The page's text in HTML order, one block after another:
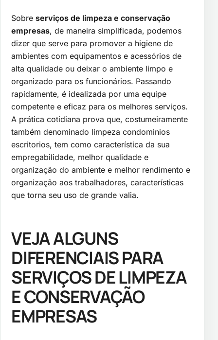
Sobre serviços de limpeza e conservação
empresas, de maneira simplificada, podemos
dizer que serve para promover a higiene de
ambientes com equipamentos e acessórios de
alta qualidade ou deixar o ambiente limpo e
organizado para os funcionários. Passando
rapidamente, é idealizada por uma equipe
competente e eficaz para os melhores serviços.
A prática cotidiana prova que, costumeiramente
também denominado limpeza condominios
escritorios, tem como característica da sua
empregabilidade, melhor qualidade e
organização do ambiente e melhor rendimento e
organização aos trabalhadores, características
que torna seu uso de grande valia.
VEJA ALGUNS
DIFERENCIAIS PARA
SERVIÇOS DE LIMPEZA
E CONSERVAÇÃO
EMPRESAS